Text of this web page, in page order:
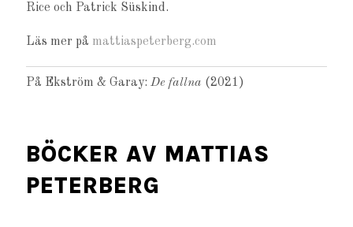
Rice och Patrick Süskind.
Läs mer på mattiaspeterberg.com
På Ekström & Garay:De fallna (2021)
BÖCKER AV MATTIAS
PETERBERG